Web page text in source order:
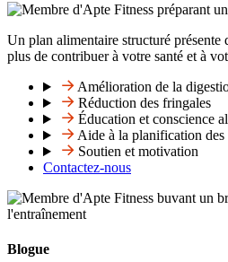
Un plan alimentaire structuré présente
plus de contribuer à votre santé et à
Amélioration de la
Réduction des fringales
Éducation et conscience
Aide à la planification des
Soutien et motivation
Contactez-nous
Blogue